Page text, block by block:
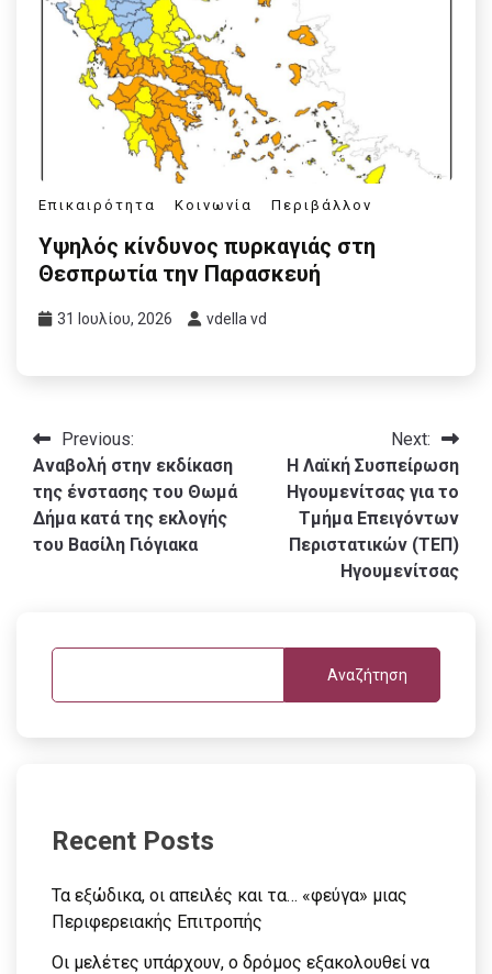
Επικαιρότητα Κοινωνία Περιβάλλον
Υψηλός κίνδυνος πυρκαγιάς στη
Θεσπρωτία την Παρασκευή
31 Ιουλίου, 2026 vdella vd
Πλοήγηση
άρθρων
Previous:
Αναβολή στην εκδίκαση
της ένστασης του Θωμά
Δήμα κατά της εκλογής
του Βασίλη Γιόγιακα
Next:
Η Λαϊκή Συσπείρωση
Ηγουμενίτσας για το
Τμήμα Επειγόντων
Περιστατικών (ΤΕΠ)
Ηγουμενίτσας
Αναζήτηση
Recent Posts
Τα εξώδικα, οι απειλές και τα… «φεύγα» μιας
Περιφερειακής Επιτροπής
Οι μελέτες υπάρχουν, ο δρόμος εξακολουθεί να